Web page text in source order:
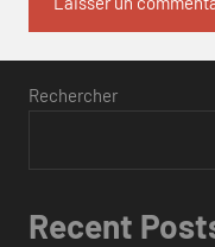
Rechercher
Recent